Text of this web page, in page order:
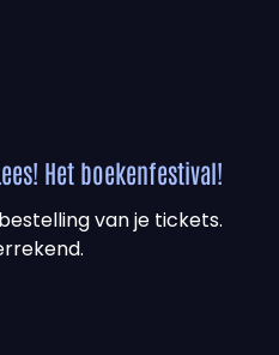
Het boekenfestival!
van je tickets.